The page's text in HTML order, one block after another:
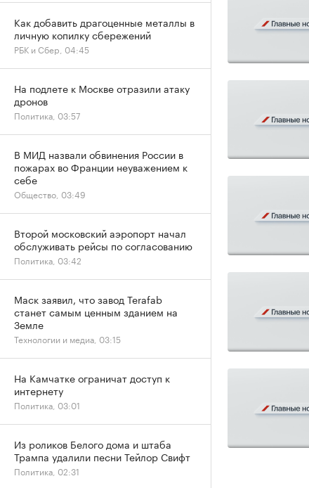
Как добавить драгоценные металлы в
личную копилку сбережений
РБК и Сбер, 04:45
На подлете к Москве отразили атаку
дронов
Политика, 03:57
В МИД назвали обвинения России в
пожарах во Франции неуважением к
себе
Общество, 03:49
Второй московский аэропорт начал
обслуживать рейсы по согласованию
Политика, 03:42
Маск заявил, что завод Terafab
станет самым ценным зданием на
Земле
Технологии и медиа, 03:15
На Камчатке ограничат доступ к
интернету
Политика, 03:01
Из роликов Белого дома и штаба
Трампа удалили песни Тейлор Свифт
Политика, 02:31